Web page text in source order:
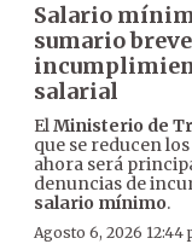
Salario
sumario
salarial
ElMinisterio de
que se reducen
ahora será
denuncias de
salario mínimo.
Agosto 6, 2026 12:44